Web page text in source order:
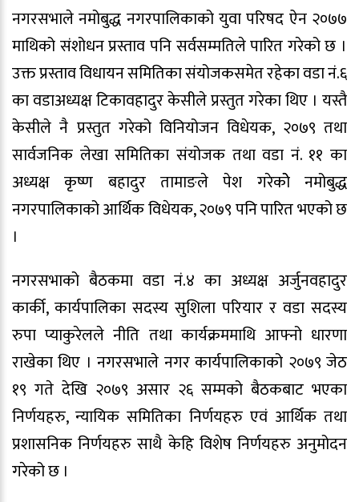
नगरसभाले नमोबुद्ध नगरपालिकाको युवा परिषद ऐन २०७७
माथिको संशोधन प्रस्ताव पनि सर्वसम्मतिले पारित गरेको छ ।
उक्त प्रस्ताव विधायन समितिका संयोजकसमेत रहेका वडा नं.६
का वडाअध्यक्ष टिकावहादुर केसीले प्रस्तुत गरेका थिए । यस्तै
केसीले नै प्रस्तुत गरेको विनियोजन विधेयक, २०७९ तथा
सार्वजनिक लेखा समितिका संयोजक तथा वडा नं. ११ का
अध्यक्ष कृष्ण बहादुर तामाङले पेश गरेकोे नमोबुद्ध
नगरपालिकाको आर्थिक विधेयक, २०७९ पनि पारित भएको छ
।
नगरसभाको बैठकमा वडा नं.४ का अध्यक्ष अर्जुनवहादुर
कार्की, कार्यपालिका सदस्य सुशिला परियार र वडा सदस्य
रुपा प्याकुरेलले नीति तथा कार्यक्रममाथि आफ्नो धारणा
राखेका थिए । नगरसभाले नगर कार्यपालिकाको २०७९ जेठ
१९ गते देखि २०७९ असार २६ सम्मको बैठकबाट भएका
निर्णयहरु, न्यायिक समितिका निर्णयहरु एवं आर्थिक तथा
प्रशासनिक निर्णयहरु साथै केहि विशेष निर्णयहरु अनुमोदन
गरेको छ ।